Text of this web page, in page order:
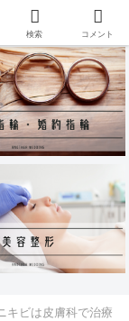
トがリリース♪
キビは皮膚科で治療
検索 コメント